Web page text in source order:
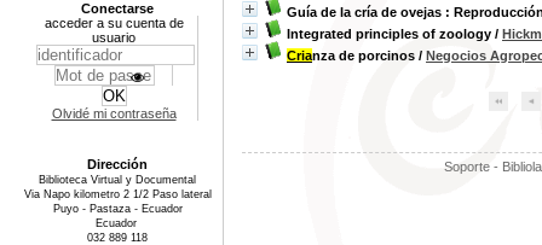
Guía de la cría de ovejas :
Integrated principles of zoology /
Crianza de porcinos / Negocios
Soporte -
Conectarse
acceder a su cuenta de
usuario
Olvidé mi contraseña
Dirección
Biblioteca Virtual y Documental
Via Napo kilometro 2 1/2 Paso lateral
Puyo - Pastaza - Ecuador
Ecuador
032 889 118